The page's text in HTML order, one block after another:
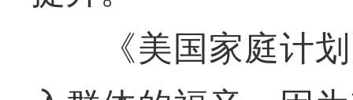
《美国家庭计划